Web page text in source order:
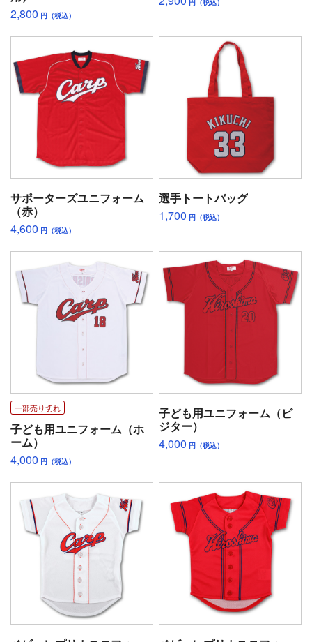
2,800 円（税込）
サポーターズユニフォーム
（赤）
4,600 円（税込）
選手トートバッグ
1,700 円（税込）
一部売り切れ
子ども用ユニフォーム（ホ
ーム）
4,000 円（税込）
子ども用ユニフォーム（ビ
ジター）
4,000 円（税込）